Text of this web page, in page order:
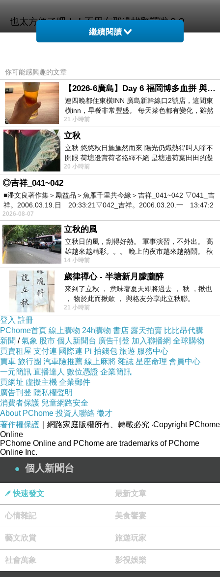
也太方便了吧！！不用在那邊找翻譯啦ＱＱ
如果有興趣到這附近玩的，不妨可以看看喔！
以下是 貝勒提耶豪曼劇院飯店 - 巴黎 的介紹 如
果也跟我一樣喜歡不妨看看喔!
PS.若您家裡有0~4歲的小朋友，點我進入索取免
費《迪士尼美語世界試用包》
↓↓↓限量特優價格按鈕↓↓↓度假訂房省錢
飯店住宿優惠碼預訂
刷卡訂房價格比價
繼續閱讀
你可能感興趣的文章
【2026-6廣島】Day 6 福岡博多血拼 與機場接送少年司機深夜對談
連四晚都住東橫INN 廣島新幹線口2號店，這間東
橫inn，早餐非常豐盛。 每天菜色都有變化，雖然
看到工作人員拿出料理包加熱，但
21 小時前
立秋
立秋 悠悠秋日施施然而來 陽光仍熾熱得叫人睜不
開眼 荷塘邊賞荷者絡繹不絕 是塘邊荷葉田田的凝
望 風中飄逸的是映日荷花別樣紅
20 小時前
◎吉祥_041~042
■潘文良著作集＞勵益品＞魚雁千里共今緣＞吉祥_041~042 ▽041_吉
祥。2006.03.19.日 20:33:21▽042_吉祥。2006.03.20.一 13:47:2
2026-08-07
立秋的風
立秋日的風，刮得好熱。 軍事演習，不外出。 高
雄越來越精彩。。。 晚上的夜市越來越熱鬧。 秋
天的風刮得很熱 夜遊消暑熱。。。
14 小時前
歲律禪心 - 半塘新月朦朧醉
來到了立秋 ， 意味著夏天即將過去 ， 秋 ，揪也
， 物於此而揪歛 ， 與格友分享此立秋聯。
21 小時前
登入 註冊
PChome首頁 線上購物 24h購物 書店 露天拍賣 比比昂代購
新聞 /氣象 股市 個人新聞台 廣告刊登 加入聯播網 全球購物
買賣租屋 支付連 國際連 Pi 拍錢包 旅遊 服務中心
買車 旅行團 汽車險推薦 線上麻將 雜誌 星座命理 會員中心
一元簡訊 直播達人 數位憑證 企業簡訊
買網址 虛擬主機 企業郵件
廣告刊登 隱私權聲明
消費者保護 兒童網路安全
About PChome 投資人聯絡 徵才
著作權保護 ｜網路家庭版權所有、轉載必究 ‧Copyright PChome
Online
PChome Online and PChome are trademarks of PChome
Online Inc.
個人新聞台
快速發文 最新文章
心情雜記 美食饗宴
藝文欣賞 旅遊玩家
社會萬象 影視娛樂